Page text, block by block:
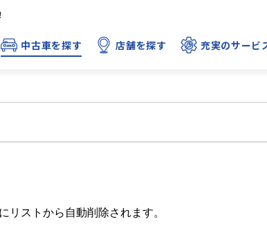
中古車を探す 店舗を探す 充実のサービ
リストから自動削除されます。